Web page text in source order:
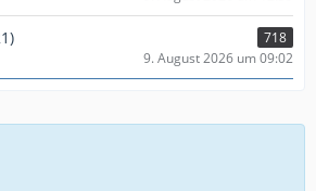
718
9. August 2026 um 09:02